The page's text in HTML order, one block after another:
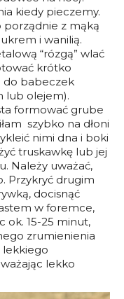
kiedy pieczemy.
porządnie z mąką
i wanilią.
“rózgą” wlać
krótko
do babeczek
lub olejem).
formować grube
szybko na dłoni
nimi dna i boki
truskawkę lub jej
Należy uważać,
Przykryć drugim
docisnąć
w foremce,
ok. 15-25 minut,
zrumienienia
lekkiego
lekko